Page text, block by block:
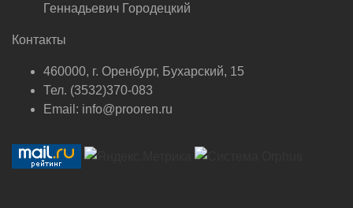
Геннадьевич Городецкий
Контакты
460000, г. Оренбург, Бухарский, 15
Тел. (3532)370-083
Email: info@prooren.ru